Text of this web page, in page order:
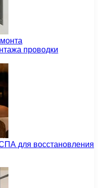
проводки
для восстановления